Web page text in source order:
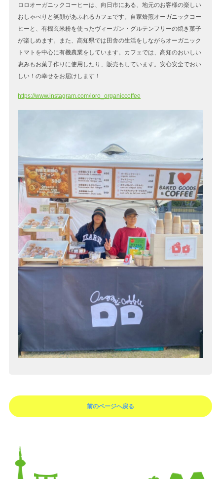
ロロオーガニックコーヒーは、向日市にある、地元のお客様の楽しい
おしゃべりと笑顔があふれるカフェです。自家焙煎オーガニックコー
ヒーと、有機玄米粉を使ったヴィーガン・グルテンフリーの焼き菓子
が楽しめます。また、高知県では田舎の生活をしながらオーガニック
トマトを中心に有機農業をしています。カフェでは、高知のおいしい
恵みもお菓子作りに使用したり、販売もしています。安心安全でおい
しい！の幸せをお届けします！
https://www.instagram.com/loro_organiccoffee
前のページへ戻る